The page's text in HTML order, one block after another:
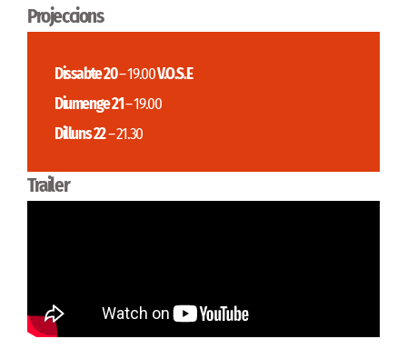
Projeccions
Dissabte 20– 19.00V.O.S.E
Diumenge 21– 19.00
Dilluns 22– 21.30
Trailer